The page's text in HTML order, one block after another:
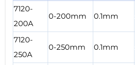
7120-
200A
0-200mm 0.1mm
7120-
250A
0-250mm 0.1mm